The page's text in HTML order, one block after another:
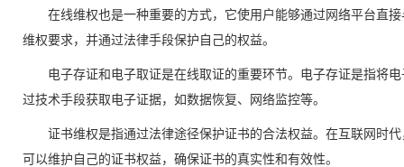
在线维权也是一种重要的方式，它使用户能够通过网络平台直
维权要求，并通过法律手段保护自己的权益。
电子存证和电子取证是在线取证的重要环节。电子存证是指将
过技术手段获取电子证据，如数据恢复、网络监控等。
证书维权是指通过法律途径保护证书的合法权益。在互联网时
可以维护自己的证书权益，确保证书的真实性和有效性。